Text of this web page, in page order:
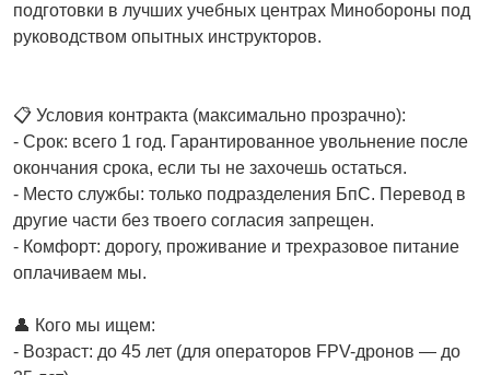
подготовки в лучших учебных центрах Минобороны под
руководством опытных инструкторов.
📋 Условия контракта (максимально прозрачно):
- Срок: всего 1 год. Гарантированное увольнение после
окончания срока, если ты не захочешь остаться.
- Место службы: только подразделения БпС. Перевод в
другие части без твоего согласия запрещен.
- Комфорт: дорогу, проживание и трехразовое питание
оплачиваем мы.
👤 Кого мы ищем:
- Возраст: до 45 лет (для операторов FPV-дронов — до